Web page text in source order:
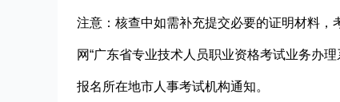
注意：核查中如需补充提交必要的证明材料
网“广东省专业技术人员职业资格考试业务办
报名所在地市人事考试机构通知。